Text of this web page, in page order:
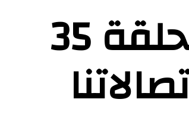
رابط مشاهدة مسلسل المتوحش الحلقة 35